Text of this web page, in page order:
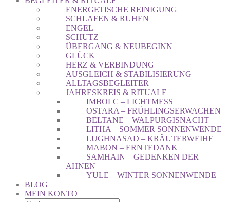
ENERGETISCHE REINIGUNG
SCHLAFEN & RUHEN
ENGEL
SCHUTZ
ÜBERGANG & NEUBEGINN
GLÜCK
HERZ & VERBINDUNG
AUSGLEICH & STABILISIERUNG
ALLTAGSBEGLEITER
JAHRESKREIS & RITUALE
IMBOLC – LICHTMESS
OSTARA – FRÜHLINGSERWACHEN
BELTANE – WALPURGISNACHT
LITHA – SOMMER SONNENWENDE
LUGHNASAD – KRÄUTERWEIHE
MABON – ERNTEDANK
SAMHAIN – GEDENKEN DER
AHNEN
YULE – WINTER SONNENWENDE
BLOG
MEIN KONTO